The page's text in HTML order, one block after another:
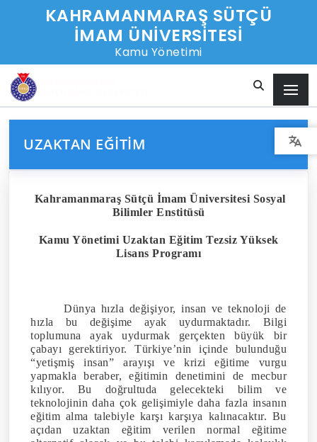
KAHRAMANMARAŞ SÜTÇÜ
İMAM ÜNİVERSİTESİ
Kamu Yönetimi
UZAKTAN EĞITIM
Kahramanmaraş Sütçü İmam Üniversitesi Sosyal
Bilimler Enstitüsü
Kamu Yönetimi Uzaktan Eğitim Tezsiz Yüksek
Lisans Programı
Dünya hızla değişiyor, insan ve teknoloji de
hızla bu değişime ayak uydurmaktadır. Bilgi
toplumuna ayak uydurmak gerçekten büyük bir
çabayı gerektiriyor. Türkiye’nin içinde bulunduğu
“yetişmiş insan” arayışı ve krizi eğitime vurgu
yapmakla beraber, eğitimin denetimini de mecbur
kılıyor. Bu doğrultuda gelecekteki bilim ve
teknolojinin daha çok gelişimiyle daha fazla insanın
eğitim alma talebiyle karşı karşıya kalınacaktır. Bu
açıdan uzaktan eğitim verilen normal eğitime